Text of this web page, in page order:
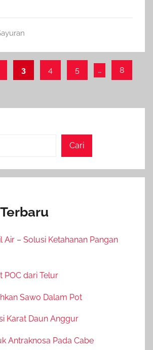
3 4 5 … 8
Cari
Air – Solusi Ketahanan Pangan
POC dari Telur
Sawo Dalam Pot
Karat Daun Anggur
Antraknosa Pada Cabe